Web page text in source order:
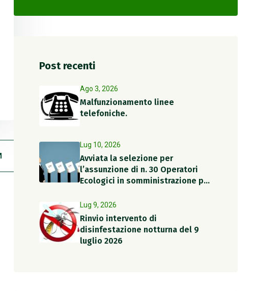
Post recenti
Ago 3, 2026
Malfunzionamento linee
telefoniche.
Lug 10, 2026
Avviata la selezione per
l’assunzione di n. 30 Operatori
Ecologici in somministrazione per
Lug 9, 2026
Rinvio intervento di
disinfestazione notturna del 9
luglio 2026